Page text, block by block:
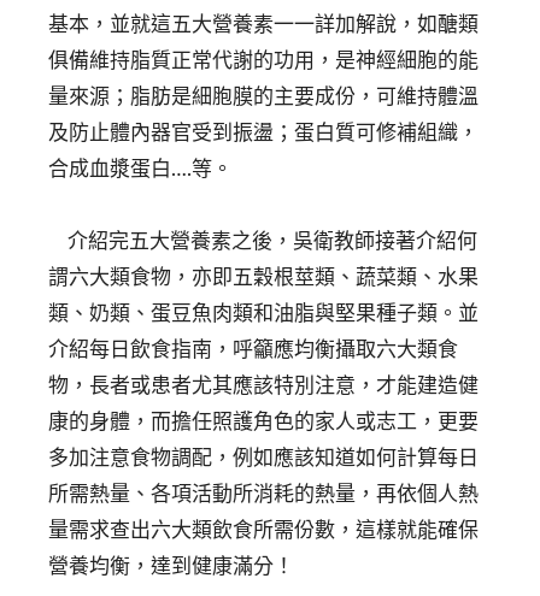
基本，並就這五大營養素一一詳加解說，如醣類
俱備維持脂質正常代謝的功用，是神經細胞的能
量來源；脂肪是細胞膜的主要成份，可維持體溫
及防止體內器官受到振盪；蛋白質可修補組織，
合成血漿蛋白….等。
介紹完五大營養素之後，吳衛教師接著介紹何
謂六大類食物，亦即五穀根莖類、蔬菜類、水果
類、奶類、蛋豆魚肉類和油脂與堅果種子類。並
介紹每日飲食指南，呼籲應均衡攝取六大類食
物，長者或患者尤其應該特別注意，才能建造健
康的身體，而擔任照護角色的家人或志工，更要
多加注意食物調配，例如應該知道如何計算每日
所需熱量、各項活動所消耗的熱量，再依個人熱
量需求查出六大類飲食所需份數，這樣就能確保
營養均衡，達到健康滿分！